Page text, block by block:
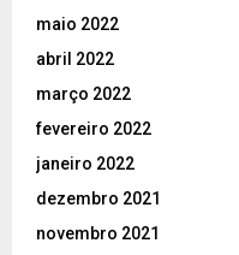
maio 2022
abril 2022
março 2022
fevereiro 2022
janeiro 2022
dezembro 2021
novembro 2021